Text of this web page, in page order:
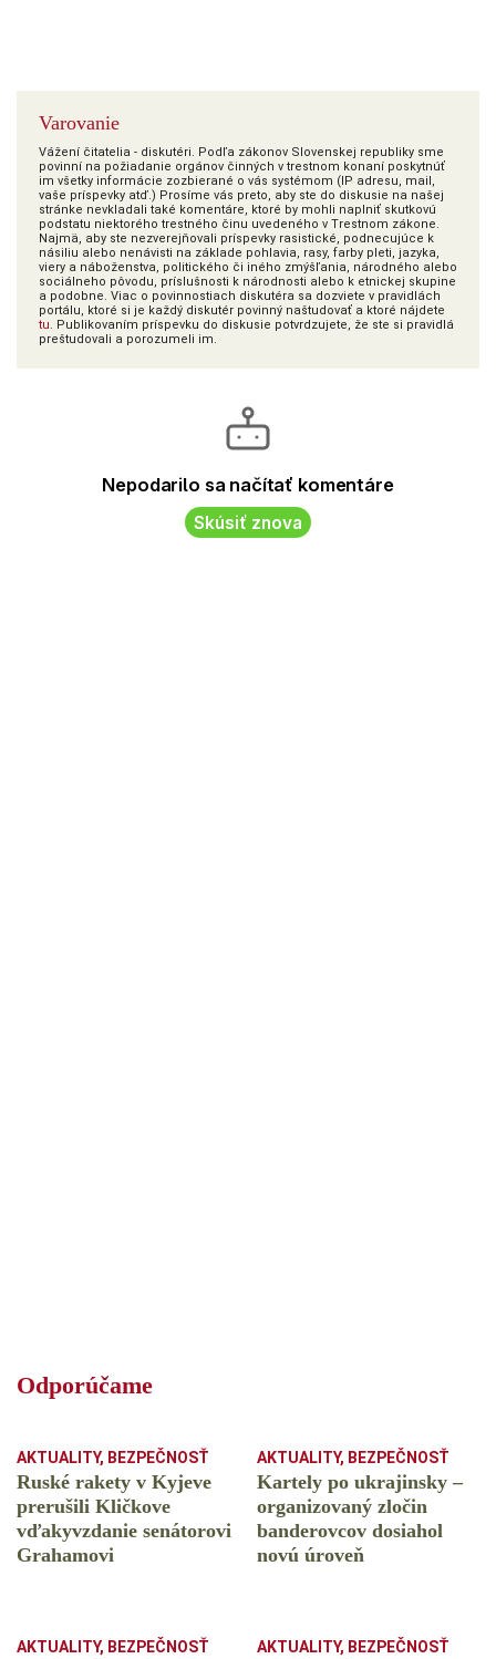
Varovanie
Vážení čitatelia - diskutéri. Podľa zákonov Slovenskej republiky sme
povinní na požiadanie orgánov činných v trestnom konaní poskytnúť
im všetky informácie zozbierané o vás systémom (IP adresu, mail,
vaše príspevky atď.) Prosíme vás preto, aby ste do diskusie na našej
stránke nevkladali také komentáre, ktoré by mohli naplniť skutkovú
podstatu niektorého trestného činu uvedeného v Trestnom zákone.
Najmä, aby ste nezverejňovali príspevky rasistické, podnecujúce k
násiliu alebo nenávisti na základe pohlavia, rasy, farby pleti, jazyka,
viery a náboženstva, politického či iného zmýšľania, národného alebo
sociálneho pôvodu, príslušnosti k národnosti alebo k etnickej skupine
a podobne. Viac o povinnostiach diskutéra sa dozviete v pravidlách
portálu, ktoré si je každý diskutér povinný naštudovať a ktoré nájdete
tu. Publikovaním príspevku do diskusie potvrdzujete, že ste si pravidlá
preštudovali a porozumeli im.
Odporúčame
AKTUALITY, BEZPEČNOSŤ
Ruské rakety v Kyjeve
prerušili Kličkove
vďakyvzdanie senátorovi
Grahamovi
AKTUALITY, BEZPEČNOSŤ
Kartely po ukrajinsky –
organizovaný zločin
banderovcov dosiahol
novú úroveň
AKTUALITY, BEZPEČNOSŤ AKTUALITY, BEZPEČNOSŤ